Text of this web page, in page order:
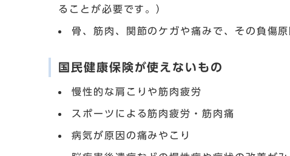
ることが必要です。）
骨、筋肉、関節のケガや痛みで、その負傷
国民健康保険が使えないもの
慢性的な肩こりや筋肉疲労
スポーツによる筋肉疲労・筋肉痛
病気が原因の痛みやこり